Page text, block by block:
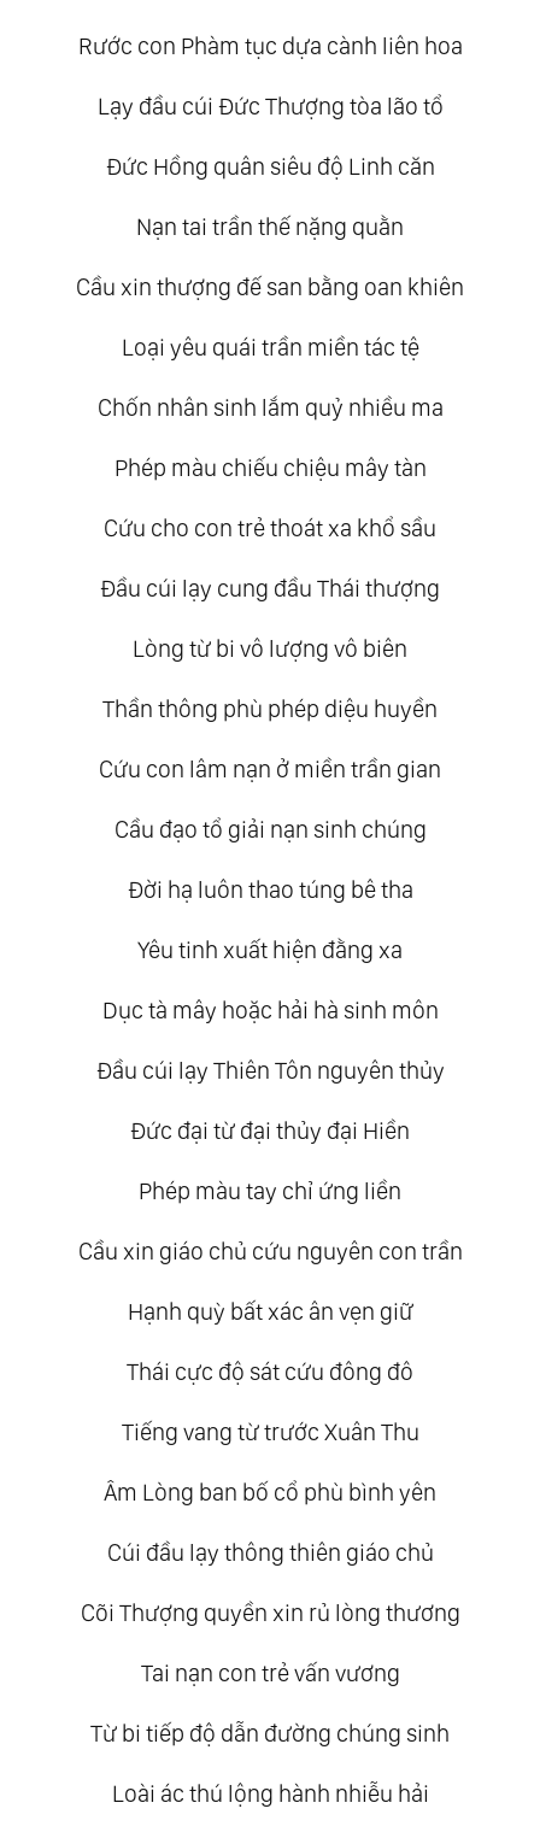
Rước con Phàm tục dựa cành liên hoa
Lạy đầu cúi Đức Thượng tòa lão tổ
Đức Hồng quân siêu độ Linh căn
Nạn tai trần thế nặng quằn
Cầu xin thượng đế san bằng oan khiên
Loại yêu quái trần miền tác tệ
Chốn nhân sinh lắm quỷ nhiều ma
Phép màu chiếu chiệu mây tàn
Cứu cho con trẻ thoát xa khổ sầu
Đầu cúi lạy cung đầu Thái thượng
Lòng từ bi vô lượng vô biên
Thần thông phù phép diệu huyền
Cứu con lâm nạn ở miền trần gian
Cầu đạo tổ giải nạn sinh chúng
Đời hạ luôn thao túng bê tha
Yêu tinh xuất hiện đằng xa
Dục tà mây hoặc hải hà sinh môn
Đầu cúi lạy Thiên Tôn nguyên thủy
Đức đại từ đại thủy đại Hiền
Phép màu tay chỉ ứng liền
Cầu xin giáo chủ cứu nguyên con trần
Hạnh quỳ bất xác ân vẹn giữ
Thái cực độ sát cứu đông đô
Tiếng vang từ trước Xuân Thu
Âm Lòng ban bố cổ phù bình yên
Cúi đầu lạy thông thiên giáo chủ
Cõi Thượng quyền xin rủ lòng thương
Tai nạn con trẻ vấn vương
Từ bi tiếp độ dẫn đường chúng sinh
Loài ác thú lộng hành nhiễu hải